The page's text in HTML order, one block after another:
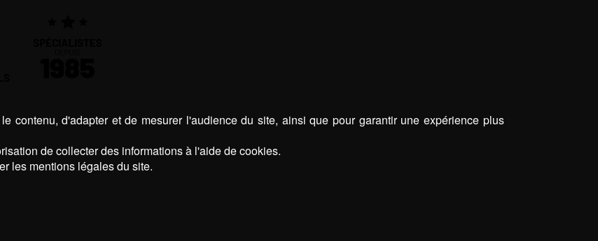
contenu, d'adapter et de mesurer l'audience du site, ainsi que pour garantir une expérience plus
de collecter des informations à l'aide de cookies.
les mentions légales du site.